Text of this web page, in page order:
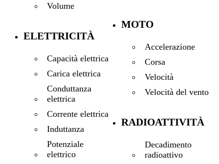
Volume
ELETTRICITÀ
Capacità elettrica
Carica elettrica
Conduttanza
elettrica
Corrente elettrica
Induttanza
Potenziale
elettrico
MOTO
Accelerazione
Corsa
Velocità
Velocità del vento
RADIOATTIVITÀ
Decadimento
radioattivo